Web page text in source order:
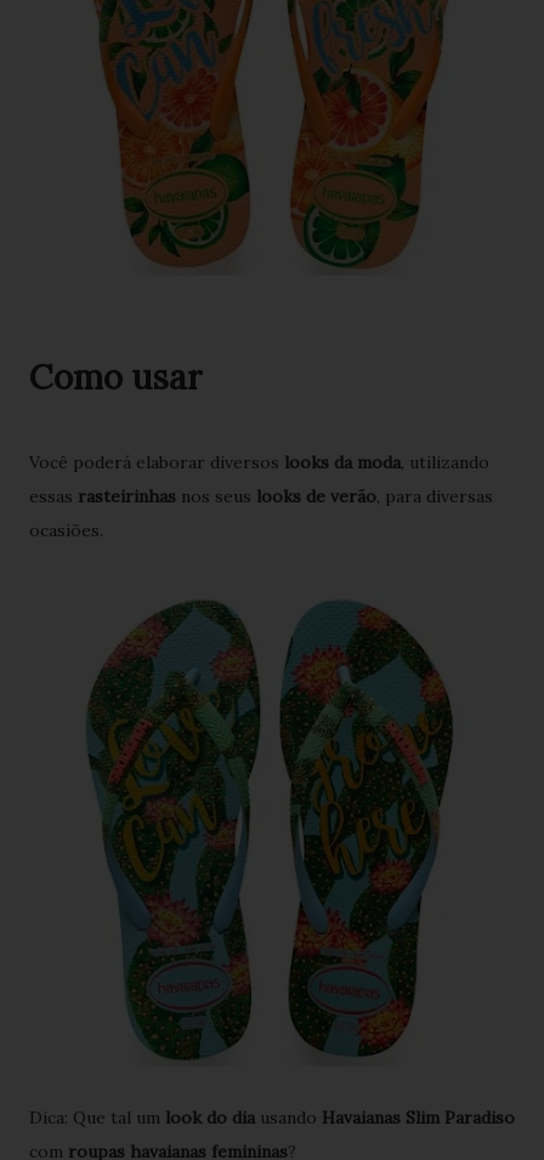
Como usar
Você poderá elaborar diversos looks da moda, utilizando
essas rasteirinhas nos seus looks de verão, para diversas
ocasiões.
Dica: Que tal um look do diausando Havaianas Slim Paradiso
com roupas havaianas femininas?